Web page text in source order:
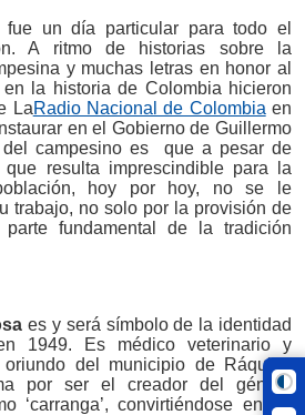
un día particular para todo el
A ritmo de historias sobre la
y muchas letras en honor al
la historia de Colombia hicieron
LaRadio Nacional de Colombia en
en el Gobierno de Guillermo
del campesino es que a pesar de
resulta imprescindible para la
hoy por hoy, no se le
trabajo, no solo por la provisión de
fundamental de la tradición
es y será símbolo de la identidad
1949. Es médico veterinario y
del municipio de Ráquira,
por ser el creador del género
‘carranga’, convirtiéndose en un